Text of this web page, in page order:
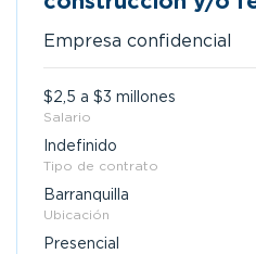
Empresa confidencial
$2,5 a $3 millones
Salario
Indefinido
Tipo de contrato
Barranquilla
Ubicación
Presencial